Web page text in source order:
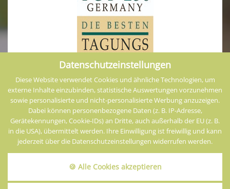
Datenschutzeinstellungen
Diese Website verwendet Cookies und ähnliche Technologien, um
externe Inhalte einzubinden, statistische Auswertungen vorzunehmen
sowie personalisierte und nicht-personalisierte Werbung anzuzeigen.
Dabei können personenbezogene Daten (z. B. IP-Adresse,
Gerätekennungen, Cookie-IDs) an Dritte, auch außerhalb der EU (z. B.
in die USA), übermittelt werden. Ihre Einwilligung ist freiwillig und kann
jederzeit über die Datenschutzeinstellungen widerrufen werden.
🍪 Alle Cookies akzeptieren
Impressum Datenschutz Cookies
Sitemap
Infos